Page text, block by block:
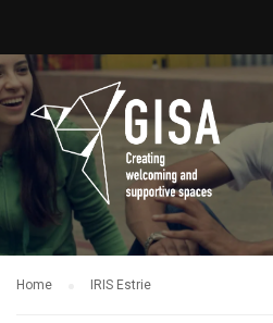
Home IRIS Estrie